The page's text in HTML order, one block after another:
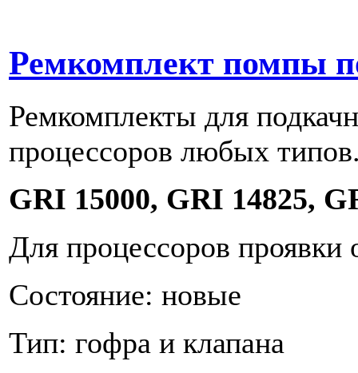
Ремкомплект помпы
Ремкомплекты для
процессоров любых
GRI 15000, GRI 14825,
Для процессоров проявки
Состояние: новые
Тип: гофра и клапана